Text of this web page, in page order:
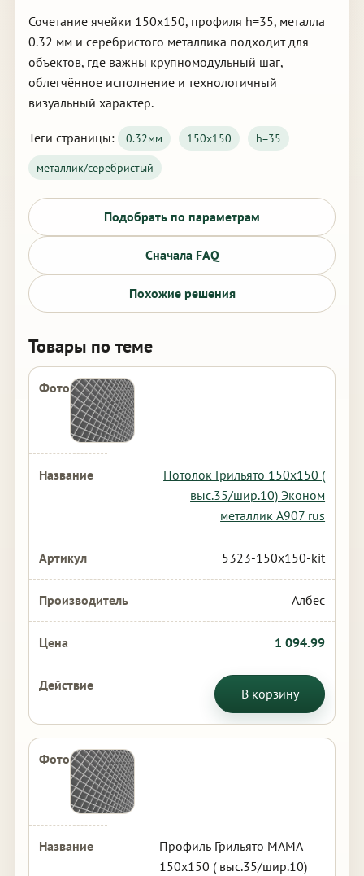
Сочетание ячейки 150х150, профиля h=35, металла
0.32 мм и серебристого металлика подходит для
объектов, где важны крупномодульный шаг,
облегчённое исполнение и технологичный
визуальный характер.
Теги страницы: 0.32мм 150х150
h=35
металлик/серебристый
Подобрать по параметрам
Сначала FAQ
Похожие решения
Товары по теме
Потолок Грильято 150х150 (
выс.35/шир.10) Эконом
металлик А907 rus
5323-150x150-kit
Албес
1 094.99
В корзину
Профиль Грильято МАМА
150х150 ( выс.35/шир.10)